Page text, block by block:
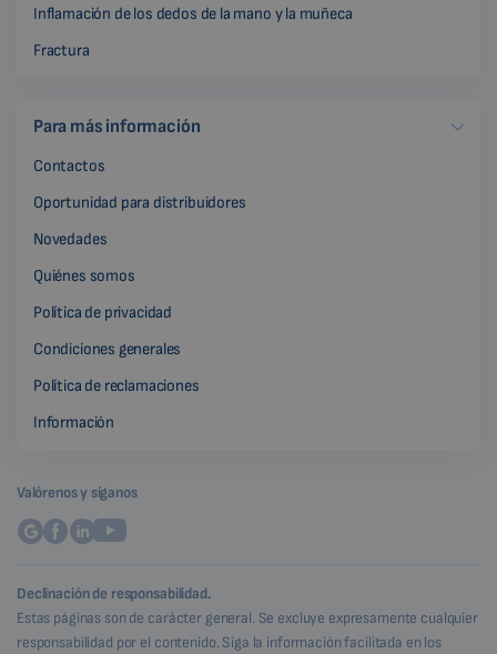
Inflamación de los dedos de la mano y la muñeca
Fractura
Para más información
Contactos
Oportunidad para distribuidores
Novedades
Quiénes somos
Política de privacidad
Condiciones generales
Política de reclamaciones
Información
Valórenos y síganos
Declinación de responsabilidad.
Estas páginas son de carácter general. Se excluye expresamente cualquier
responsabilidad por el contenido. Siga la información facilitada en los